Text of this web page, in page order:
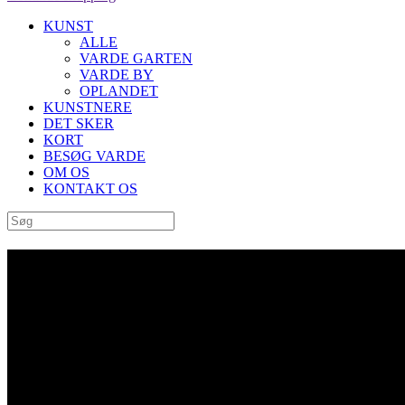
KUNST
ALLE
VARDE GARTEN
VARDE BY
OPLANDET
KUNSTNERE
DET SKER
KORT
BESØG VARDE
OM OS
KONTAKT OS